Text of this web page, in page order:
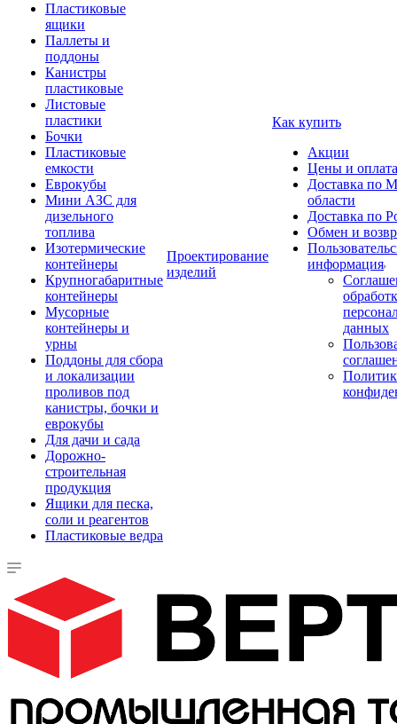
Пластиковые
ящики
Паллеты и
поддоны
Канистры
пластиковые
Листовые
пластики
Бочки
Пластиковые
емкости
Еврокубы
Мини АЗС для
дизельного
топлива
Изотермические
контейнеры
Крупногабаритные
контейнеры
Мусорные
контейнеры и
урны
Поддоны для сбора
и локализации
проливов под
канистры, бочки и
еврокубы
Для дачи и сада
Дорожно-
строительная
продукция
Ящики для песка,
соли и реагентов
Пластиковые ведра
Проектирование
изделий
Как купить
Акции
Цены и оплата
Доставка по
области
Доставка по
Обмен и
информация
данных